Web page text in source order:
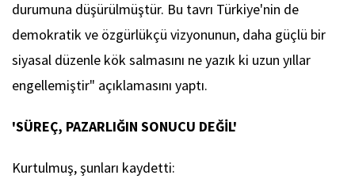
durumuna düşürülmüştür. Bu tavrı Türkiye'nin de
demokratik ve özgürlükçü vizyonunun, daha güçlü bir
siyasal düzenle kök salmasını ne yazık ki uzun yıllar
engellemiştir" açıklamasını yaptı.
'SÜREÇ, PAZARLIĞIN SONUCU DEĞİL'
Kurtulmuş, şunları kaydetti: